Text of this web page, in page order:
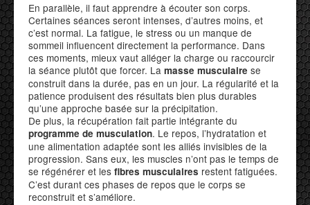
En parallèle, il faut apprendre à écouter son corps.
Certaines séances seront intenses, d’autres moins, et
c’est normal. La fatigue, le stress ou un manque de
sommeil influencent directement la performance. Dans
ces moments, mieux vaut alléger la charge ou raccourcir
la séance plutôt que forcer. La masse musculaire se
construit dans la durée, pas en un jour. La régularité et la
patience produisent des résultats bien plus durables
qu’une approche basée sur la précipitation.
De plus, la récupération fait partie intégrante du
programme de musculation. Le repos, l’hydratation et
une alimentation adaptée sont les alliés invisibles de la
progression. Sans eux, les muscles n’ont pas le temps de
se régénérer et les fibres musculaires restent fatiguées.
C’est durant ces phases de repos que le corps se
reconstruit et s’améliore.